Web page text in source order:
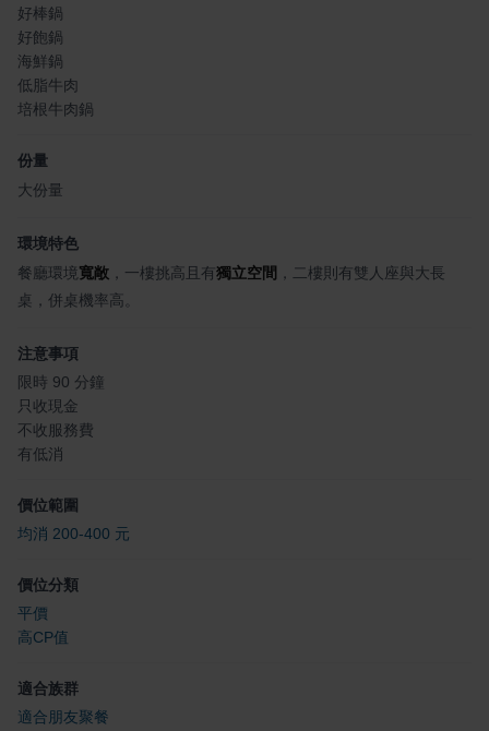
好棒鍋
好飽鍋
海鮮鍋
低脂牛肉
培根牛肉鍋
份量
大份量
環境特色
餐廳環境寬敞 ，一樓挑高且有獨立空間 ，二樓則有雙人座與大長
桌，併桌機率高。
注意事項
限時 90 分鐘
只收現金
不收服務費
有低消
價位範圍
均消 200-400 元
價位分類
平價
高CP值
適合族群
適合朋友聚餐